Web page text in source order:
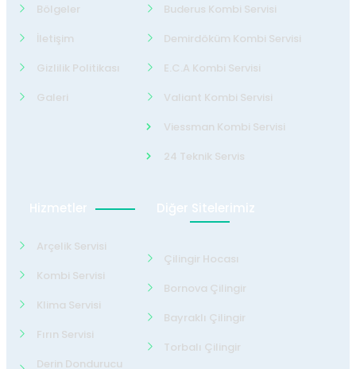
Bölgeler
İletişim
Gizlilik Politikası
Galeri
Buderus Kombi Servisi
Demirdöküm Kombi Servisi
E.C.A Kombi Servisi
Valiant Kombi Servisi
Viessman Kombi Servisi
24 Teknik Servis
Hizmetler
Arçelik Servisi
Kombi Servisi
Klima Servisi
Fırın Servisi
Derin Dondurucu
Diğer Sitelerimiz
Çilingir Hocası
Bornova Çilingir
Bayraklı Çilingir
Torbalı Çilingir